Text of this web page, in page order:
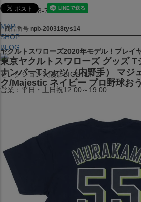
TEL:03-5338-7231
MAP
SHOP
BLOG
セレクション大阪店BIGSTEP 2F
営業：平日・土日祝12:00～19:00
大阪府大阪市中央区西心斎橋1丁目6番14号
TEL:06-4708-3300
MAP
SHOP
BLOG
商品番号 npb-200318tys14
ヤクルトスワローズ2020年モデル！プレイ
東京ヤクルトスワローズ グッズ T
ナンバーTシャツ（内野手） マジ
ク/Majestic ネイビー プロ野球お